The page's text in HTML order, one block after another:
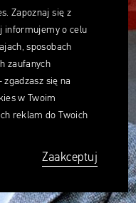
Zapoznaj się z
informujemy o celu
sposobach
zaufanych
się na
w Twoim
reklam do Twoich
Zaakceptuj